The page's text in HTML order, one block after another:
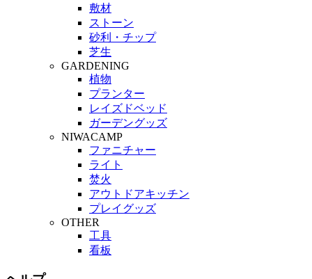
敷材
ストーン
砂利・チップ
芝生
GARDENING
植物
プランター
レイズドベッド
ガーデングッズ
NIWACAMP
ファニチャー
ライト
焚火
アウトドアキッチン
プレイグッズ
OTHER
工具
看板